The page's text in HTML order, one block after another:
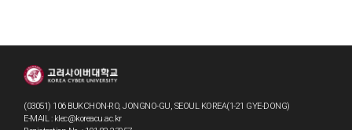
(03051) 106 BUKCHON-RO, JONGNO-GU, SEOUL KOREA(1-21 GYE-DONG)
E-MAIL : klec@koreacu.ac.kr